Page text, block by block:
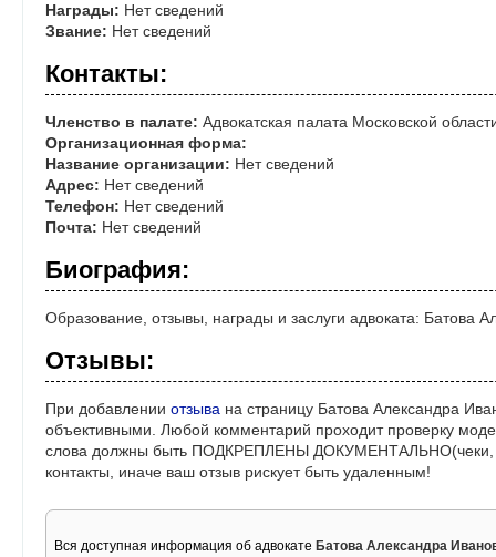
Награды: Нет сведений
Звание: Нет сведений
Контакты:
Членство в палате: Адвокатская палата Московской
Организационная форма:
Название организации: Нет сведений
Адрес: Нет сведений
Телефон: Нет сведений
Почта: Нет сведений
Биография:
Образование, отзывы, награды и заслуги адвоката: Батова
Отзывы:
При добавлении отзыва на страницу Батова Александра
объективными. Любой комментарий проходит проверку
слова должны быть ПОДКРЕПЛЕНЫ ДОКУМЕНТАЛЬНО(чеки,
контакты, иначе ваш отзыв рискует быть удаленным!
Вся доступная информация об адвокате Батова Александра